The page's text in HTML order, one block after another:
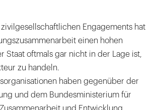
zivilgesellschaftlichen Engagements hat
einen hohen
Staat oftmals gar nicht in der Lage ist,
zu handeln.
haben gegenüber der
und dem Bundesministerium für